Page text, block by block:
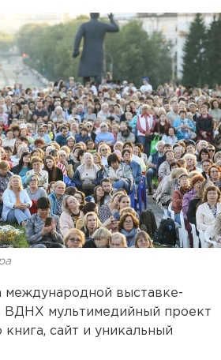
международной выставке-
ВДНХ мультимедийный проект
книга, сайт и уникальный